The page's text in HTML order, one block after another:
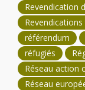
Revendication
référendum
réfugiés
Réseau action
Réseau